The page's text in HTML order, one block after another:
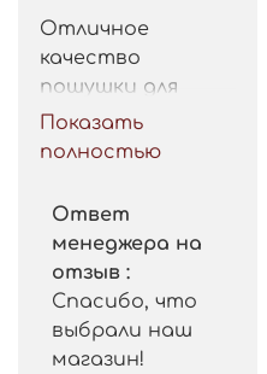
Отличное
качество
пошушки для
такой цены.
Рекомендую.
Показать
полностью
Ответ
менеджера на
отзыв :
Спасибо, что
выбрали наш
магазин!